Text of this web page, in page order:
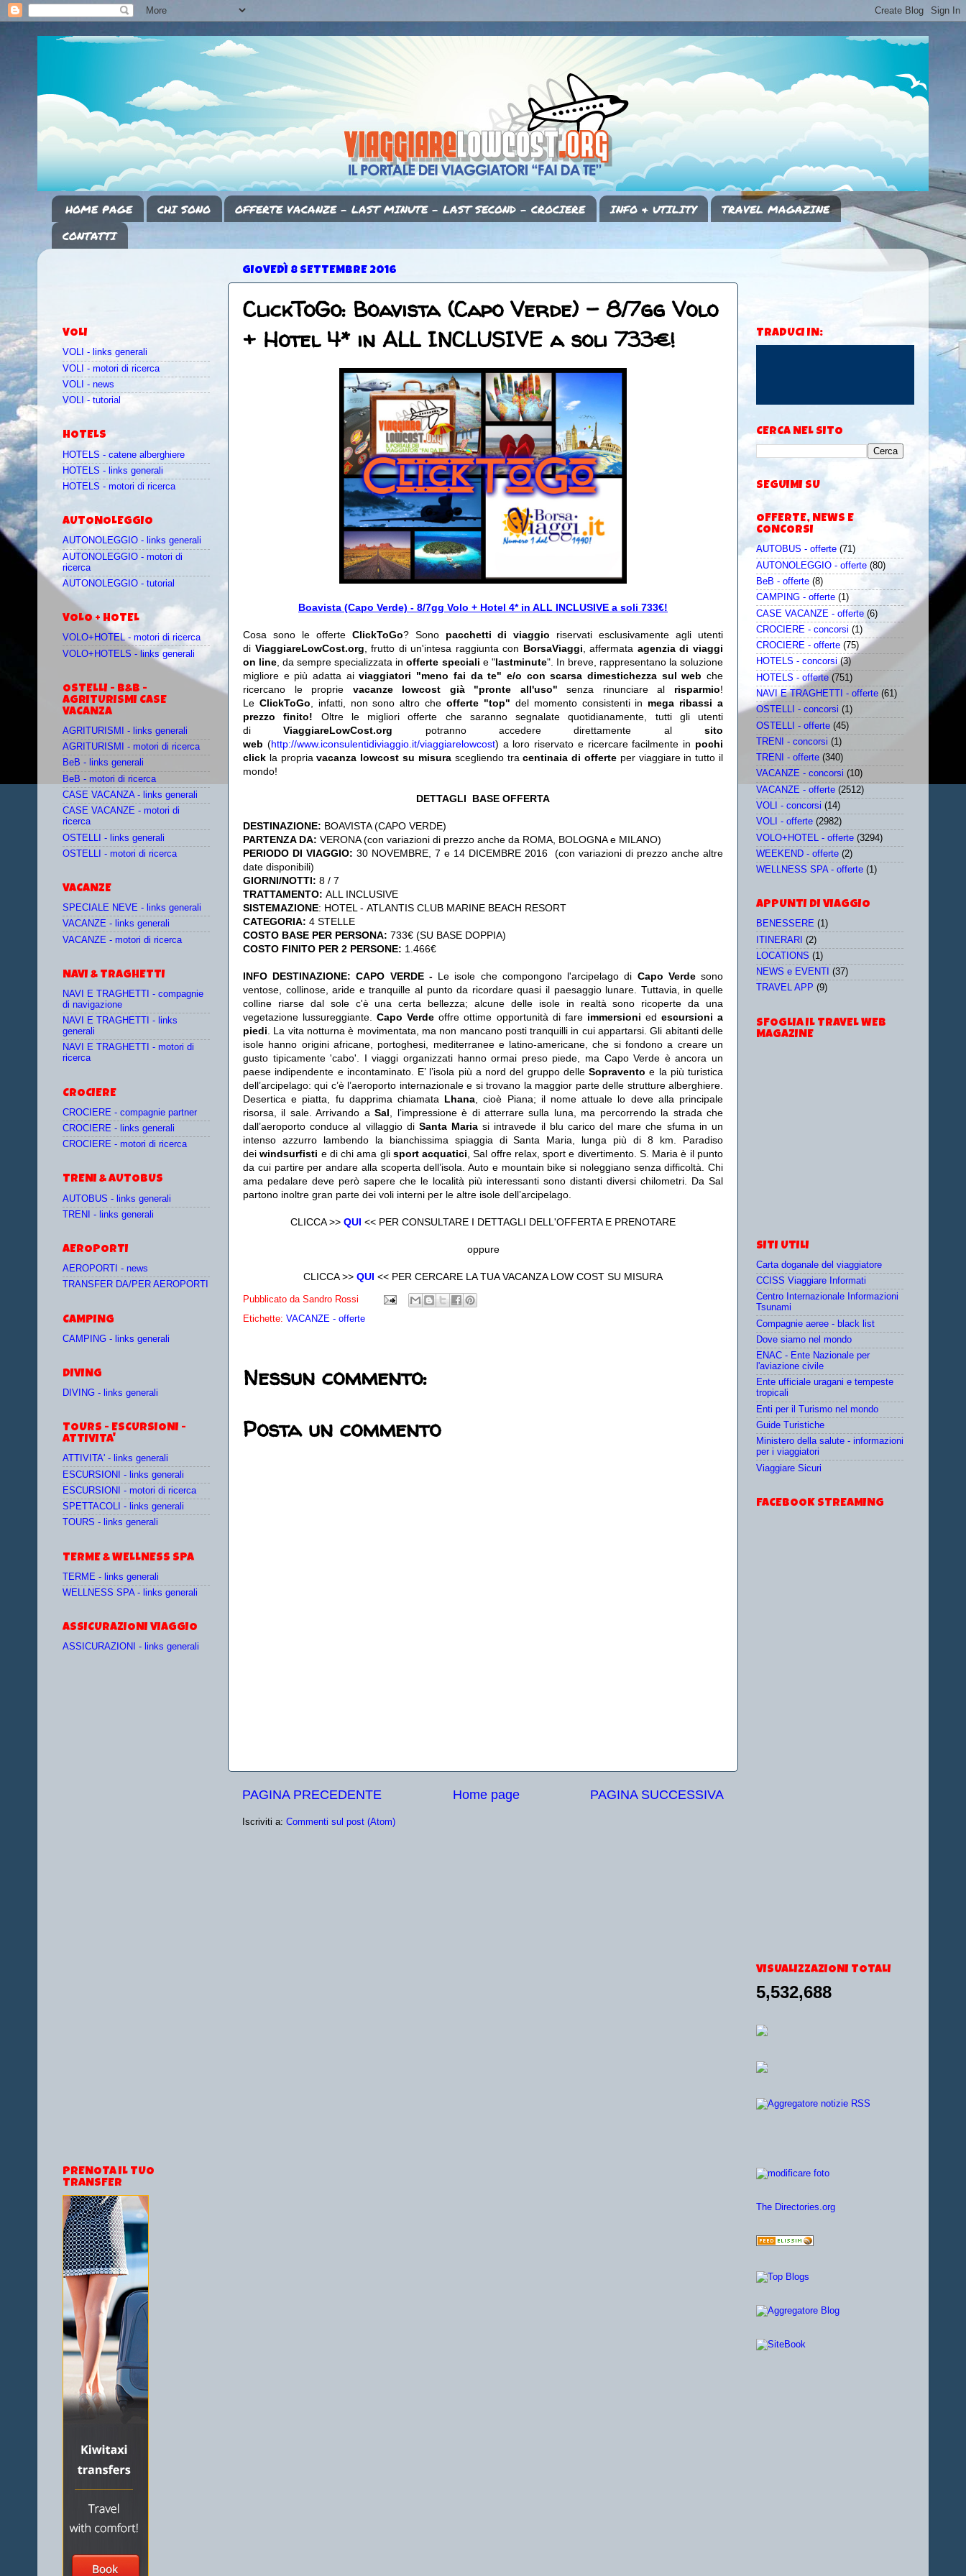
HOME PAGE CHI SONO OFFERTE VACANZE - LAST MINUTE - LAST SECOND - CROCIERE INFO & UTILITY
TRAVEL MAGAZINE
CONTATTI
GIOVEDÌ 8 SETTEMBRE 2016
ClickToGo: Boavista (Capo Verde) - 8/7gg Volo
+ Hotel 4* in ALL INCLUSIVE a soli 733€!
Boavista (Capo Verde) - 8/7gg Volo + Hotel 4* in ALL INCLUSIVE a soli 733€!
Cosa sono le offerte ClickToGo? Sono pacchetti di viaggio riservati esclusivamente agli utenti
di ViaggiareLowCost.org , frutto di un'intesa raggiunta con BorsaViaggi , affermata agenzia di viaggi
on line , da sempre specializzata in offerte speciali e "lastminute". In breve, rappresentano la soluzione
migliore e più adatta aiviaggiatori "meno fai da te" e/o con scarsa dimestichezza sul web che
ricercano le proprie vacanze lowcost già "pronte all'uso" senza rinunciare al risparmio!
Le ClickToGo , infatti, non sono altro cheofferte "top" del momento consistenti in mega ribassi a
prezzo finito! Oltre le migliori offerte che saranno segnalate quotidianamente, tutti gli utenti
diViaggiareLowCost.org potranno accedere direttamente alsito
web (http://www.iconsulentidiviaggio.it/viaggiarelowcost) a loro riservato e ricercare facilmente in pochi
click la propriavacanza lowcost su misurascegliendo tracentinaia di offerteper viaggiare in tutto il
mondo!
DETTAGLI BASE OFFERTA
DESTINAZIONE: BOAVISTA (CAPO VERDE)
PARTENZA DA: VERONA (con variazioni di prezzo anche da ROMA, BOLOGNA e MILANO)
PERIODO DI VIAGGIO: 30 NOVEMBRE, 7 e 14 DICEMBRE 2016 (con variazioni di prezzo anche altre
date disponibili)
GIORNI/NOTTI: 8 / 7
TRATTAMENTO: ALL INCLUSIVE
SISTEMAZIONE: HOTEL - ATLANTIS CLUB MARINE BEACH RESORT
CATEGORIA: 4 STELLE
COSTO BASE PER PERSONA: 733€ (SU BASE DOPPIA)
COSTO FINITO PER 2 PERSONE: 1.466€
INFO DESTINAZIONE: CAPO VERDE - Le isole che compongono l'arcipelago di Capo Verdesono
ventose, collinose, aride e tranquille al punto da ricordare quasi il paesaggio lunare. Tuttavia, in quelle
colline riarse dal sole c'è una certa bellezza; alcune delle isole in realtà sono ricoperte da una
vegetazione lussureggiante.Capo Verde offre ottime opportunità di fare immersioni ed escursioni a
piedi . La vita notturna è movimentata, ma non mancano posti tranquilli in cui appartarsi. Gli abitanti delle
isole hanno origini africane, portoghesi, mediterranee e latino-americane, che si fondono a creare un
gusto tipicamente 'cabo'. I viaggi organizzati hanno ormai preso piede, ma Capo Verde è ancora un
paese indipendente e incontaminato. E’ l’isola più a nord del gruppo delle Sopraventoe la più turistica
dell’arcipelago: qui c’è l’aeroporto internazionale e si trovano la maggior parte delle strutture alberghiere.
Desertica e piatta, fu dapprima chiamata Lhana , cioè Piana; il nome attuale lo deve alla principale
risorsa, il sale. Arrivando aSal , l’impressione è di atterrare sulla luna, ma percorrendo la strada che
dall’aeroporto conduce al villaggio di Santa Mariasi intravede il blu carico del mare che sfuma in un
intenso azzurro lambendo la bianchissima spiaggia di Santa Maria, lunga più di 8 km. Paradiso
deiwindsurfisti e di chi ama gli sport acquatici , Sal offre relax, sport e divertimento. S. Maria è il punto
da cui partire per andare alla scoperta dell’isola. Auto e mountain bike si noleggiano senza difficoltà. Chi
ama pedalare deve però sapere che le località più interessanti sono distanti diversi chilometri. Da Sal
partono inoltre gran parte dei voli interni per le altre isole dell’arcipelago.
CLICCA >> QUI << PER CONSULTARE I DETTAGLI DELL'OFFERTA E PRENOTARE
oppure
CLICCA >> QUI << PER CERCARE LA TUA VACANZA LOW COST SU MISURA
Pubblicato da Sandro Rossi
Etichette: VACANZE - offerte
Nessun commento:
Posta un commento
PAGINA PRECEDENTE PAGINA SUCCESSIVA
Home page
Iscriviti a: Commenti sul post (Atom)
VOLI
VOLI - links generali
VOLI - motori di ricerca
VOLI - news
VOLI - tutorial
HOTELS
HOTELS - catene alberghiere
HOTELS - links generali
HOTELS - motori di ricerca
AUTONOLEGGIO
AUTONOLEGGIO - links generali
AUTONOLEGGIO - motori di
ricerca
AUTONOLEGGIO - tutorial
VOLO + HOTEL
VOLO+HOTEL - motori di ricerca
VOLO+HOTELS - links generali
OSTELLI - B&B -
AGRITURISMI CASE
VACANZA
AGRITURISMI - links generali
AGRITURISMI - motori di ricerca
BeB - links generali
BeB - motori di ricerca
CASE VACANZA - links generali
CASE VACANZE - motori di
ricerca
OSTELLI - links generali
OSTELLI - motori di ricerca
VACANZE
SPECIALE NEVE - links generali
VACANZE - links generali
VACANZE - motori di ricerca
NAVI & TRAGHETTI
NAVI E TRAGHETTI - compagnie
di navigazione
NAVI E TRAGHETTI - links
generali
NAVI E TRAGHETTI - motori di
ricerca
CROCIERE
CROCIERE - compagnie partner
CROCIERE - links generali
CROCIERE - motori di ricerca
TRENI & AUTOBUS
AUTOBUS - links generali
TRENI - links generali
AEROPORTI
AEROPORTI - news
TRANSFER DA/PER AEROPORTI
CAMPING
CAMPING - links generali
DIVING
DIVING - links generali
TOURS - ESCURSIONI -
ATTIVITA'
ATTIVITA' - links generali
ESCURSIONI - links generali
ESCURSIONI - motori di ricerca
SPETTACOLI - links generali
TOURS - links generali
TERME & WELLNESS SPA
TERME - links generali
WELLNESS SPA - links generali
ASSICURAZIONI VIAGGIO
ASSICURAZIONI - links generali
PRENOTA IL TUO
TRANSFER
TRADUCI IN:
CERCA NEL SITO
SEGUIMI SU
OFFERTE, NEWS E
CONCORSI
AUTOBUS - offerte (71)
AUTONOLEGGIO - offerte (80)
BeB - offerte (8)
CAMPING - offerte (1)
CASE VACANZE - offerte (6)
CROCIERE - concorsi (1)
CROCIERE - offerte (75)
HOTELS - concorsi (3)
HOTELS - offerte (751)
NAVI E TRAGHETTI - offerte (61)
OSTELLI - concorsi (1)
OSTELLI - offerte (45)
TRENI - concorsi (1)
TRENI - offerte (340)
VACANZE - concorsi (10)
VACANZE - offerte (2512)
VOLI - concorsi (14)
VOLI - offerte (2982)
VOLO+HOTEL - offerte (3294)
WEEKEND - offerte (2)
WELLNESS SPA - offerte (1)
APPUNTI DI VIAGGIO
BENESSERE (1)
ITINERARI (2)
LOCATIONS (1)
NEWS e EVENTI
(37)
TRAVEL APP (9)
SFOGLIA IL TRAVEL WEB
MAGAZINE
SITI UTILI
Carta doganale del viaggiatore
CCISS Viaggiare Informati
Centro Internazionale Informazioni
Tsunami
Compagnie aeree - black list
Dove siamo nel mondo
ENAC - Ente Nazionale per
l'aviazione civile
Ente ufficiale uragani e tempeste
tropicali
Enti per il Turismo nel mondo
Guide Turistiche
Ministero della salute - informazioni
per i viaggiatori
Viaggiare Sicuri
FACEBOOK STREAMING
VISUALIZZAZIONI TOTALI
5,532,688
The Directories.org